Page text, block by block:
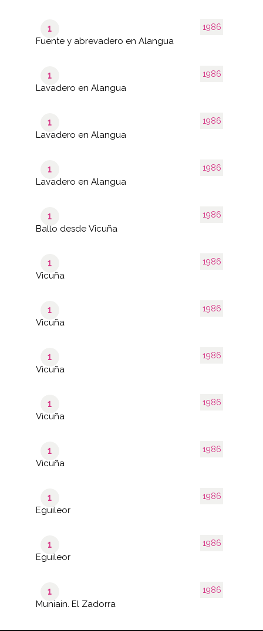
1986
1
Fuente y abrevadero en Alangua
1986
1
Lavadero en Alangua
1986
1
Lavadero en Alangua
1986
1
Lavadero en Alangua
1986
1
Ballo desde Vicuña
1986
1
Vicuña
1986
1
Vicuña
1986
1
Vicuña
1986
1
Vicuña
1986
1
Vicuña
1986
1
Eguileor
1986
1
Eguileor
1986
1
Muniain. El Zadorra